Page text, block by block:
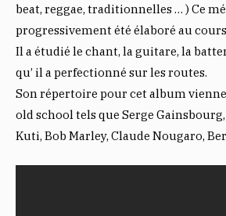
beat, reggae, traditionnelles … ) Ce
progressivement été élaboré au cours
Il a étudié le chant, la guitare, la
qu’ il a perfectionné sur les routes.
Son répertoire pour cet album
old school tels que Serge
Kuti, Bob Marley, Claude Nougaro,